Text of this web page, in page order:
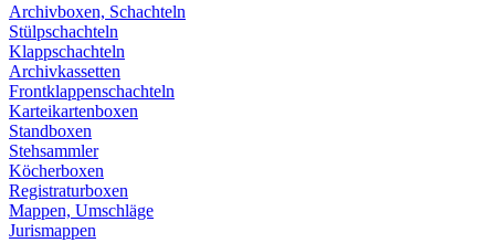
Archivboxen, Schachteln
Stülpschachteln
Klappschachteln
Archivkassetten
Frontklappenschachteln
Karteikartenboxen
Standboxen
Stehsammler
Köcherboxen
Registraturboxen
Mappen, Umschläge
Jurismappen